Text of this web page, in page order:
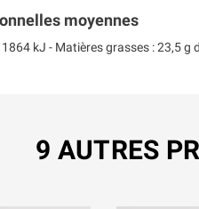
moyennes
kJ - Matières grasses : 23,5 g
9 AUTRES